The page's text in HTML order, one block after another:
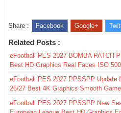
Share : Facebook Google+
Related Posts :
eFootball PES 2027 BOMBA PATCH
Best HD Graphics Real Faces ISO
eFootball PES 2027 PPSSPP Update
26/27 Best 4K Graphics Smooth
eFootball PES 2027 PPSSPP New